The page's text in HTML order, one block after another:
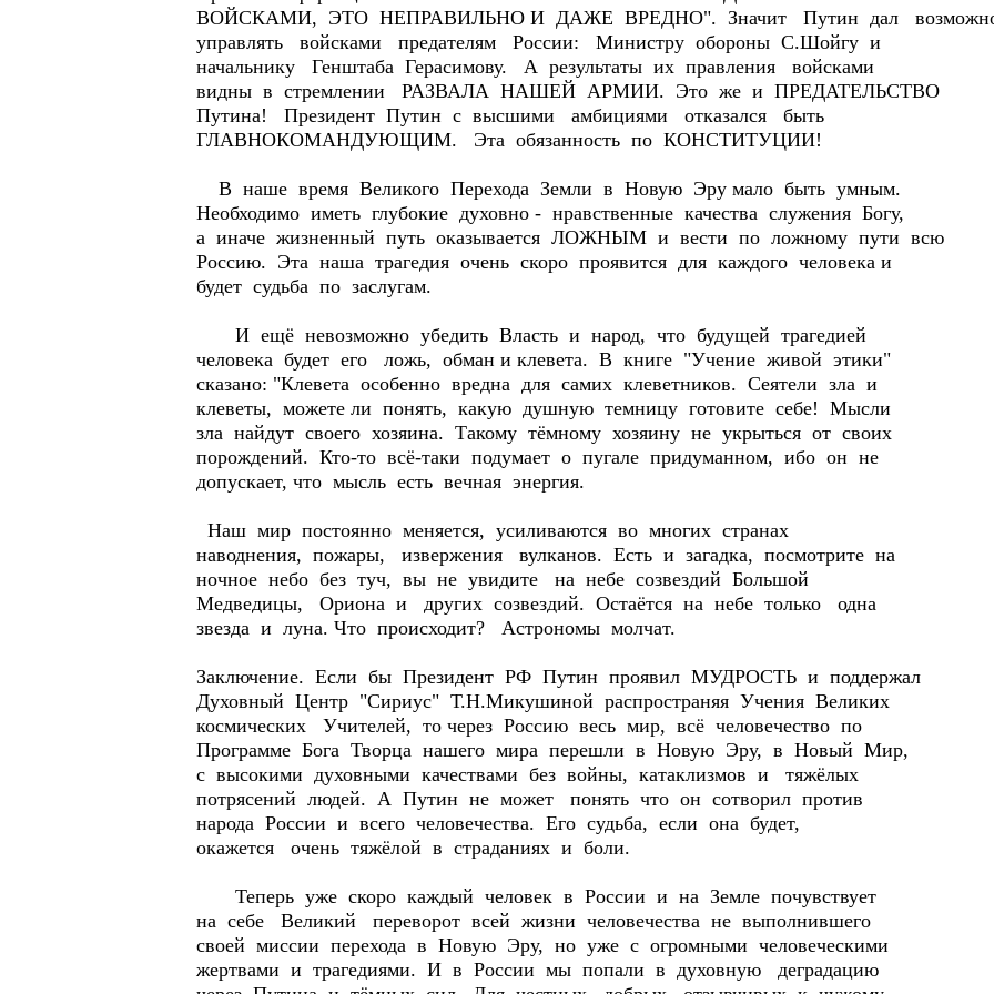
ВОЙСКАМИ, ЭТО НЕПРАВИЛЬНО И ДАЖЕ ВРЕДНО". Значит Путин дал
управлять войсками предателям России: Министру обороны С.Шойгу и
начальнику Генштаба Герасимову. А результаты их правления войсками
видны в стремлении РАЗВАЛА НАШЕЙ АРМИИ. Это же и ПРЕДАТЕЛЬСТВО
Путина! Президент Путин с высшими амбициями отказался быть
ГЛАВНОКОМАНДУЮЩИМ. Эта обязанность по КОНСТИТУЦИИ!
В наше время Великого Перехода Земли в Новую Эру мало быть умным.
Необходимо иметь глубокие духовно - нравственные качества служения Богу,
а иначе жизненный путь оказывается ЛОЖНЫМ и вести по ложному пути всю
Россию. Эта наша трагедия очень скоро проявится для каждого человека и
будет судьба по заслугам.
И ещё невозможно убедить Власть и народ, что будущей трагедией
человека будет его ложь, обман и клевета. В книге "Учение живой этики"
сказано: "Клевета особенно вредна для самих клеветников. Сеятели зла и
клеветы, можете ли понять, какую душную темницу готовите себе! Мысли
зла найдут своего хозяина. Такому тёмному хозяину не укрыться от своих
порождений. Кто-то всё-таки подумает о пугале придуманном, ибо он не
допускает, что мысль есть вечная энергия.
Наш мир постоянно меняется, усиливаются во многих странах
наводнения, пожары, извержения вулканов. Есть и загадка, посмотрите на
ночное небо без туч, вы не увидите на небе созвездий Большой
Медведицы, Ориона и других созвездий. Остаётся на небе только одна
звезда и луна. Что происходит? Астрономы молчат.
Заключение. Если бы Президент РФ Путин проявил МУДРОСТЬ и поддержал
Духовный Центр "Сириус" Т.Н.Микушиной распространяя Учения Великих
космических Учителей, то через Россию весь мир, всё человечество по
Программе Бога Творца нашего мира перешли в Новую Эру, в Новый Мир,
с высокими духовными качествами без войны, катаклизмов и тяжёлых
потрясений людей. А Путин не может понять что он сотворил против
народа России и всего человечества. Его судьба, если она будет,
окажется очень тяжёлой в страданиях и боли.
Теперь уже скоро каждый человек в России и на Земле почувствует
на себе Великий переворот всей жизни человечества не выполнившего
своей миссии перехода в Новую Эру, но уже с огромными человеческими
жертвами и трагедиями. И в России мы попали в духовную деградацию